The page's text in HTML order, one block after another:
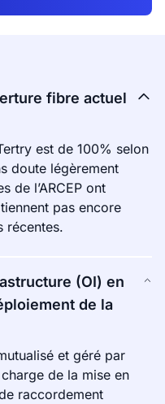
fibre actuel
est de 100% selon
doute légèrement
de l’ARCEP ont
pas encore
récentes.
(OI) en
de la
et géré par
de la mise en
raccordement